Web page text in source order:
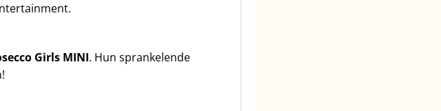
Girls MINI. Hun sprankelende